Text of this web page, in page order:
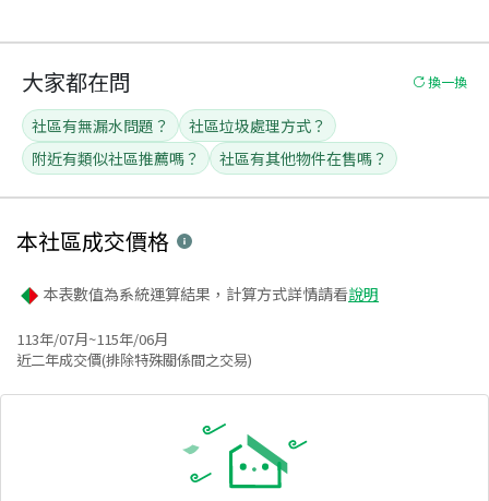
大家都在問 換一換
社區有無漏水問題？
社區垃圾處理方式？
附近有類似社區推薦嗎？
社區有其他物件在售嗎？
本社區成交價格
本表數值為系統運算結果，計算方式詳情請看說明
113年/07月~115年/06月
近二年成交價(排除特殊關係間之交易)